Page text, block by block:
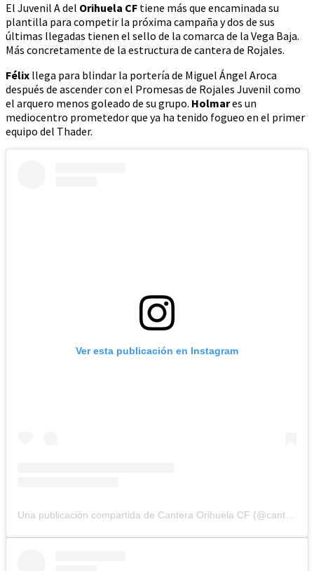
El Juvenil A del Orihuela CF tiene más que encaminada su
plantilla para competir la próxima campaña y dos de sus
últimas llegadas tienen el sello de la comarca de la Vega Baja.
Más concretamente de la estructura de cantera de Rojales.
Félix llega para blindar la portería de Miguel Ángel Aroca
después de ascender con el Promesas de Rojales Juvenil como
el arquero menos goleado de su grupo. Holmares un
mediocentro prometedor que ya ha tenido fogueo en el primer
equipo del Thader.
Ver esta publicación en Instagram